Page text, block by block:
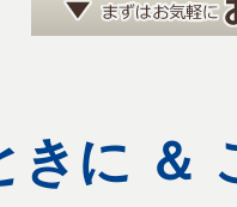
きに ＆